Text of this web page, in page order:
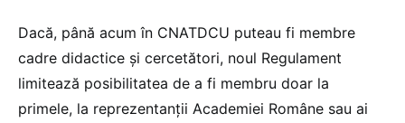
Dacă, până acum în CNATDCU puteau fi membre
cadre didactice și cercetători, noul Regulament
limitează posibilitatea de a fi membru doar la
primele, la reprezentanții Academiei Române sau ai